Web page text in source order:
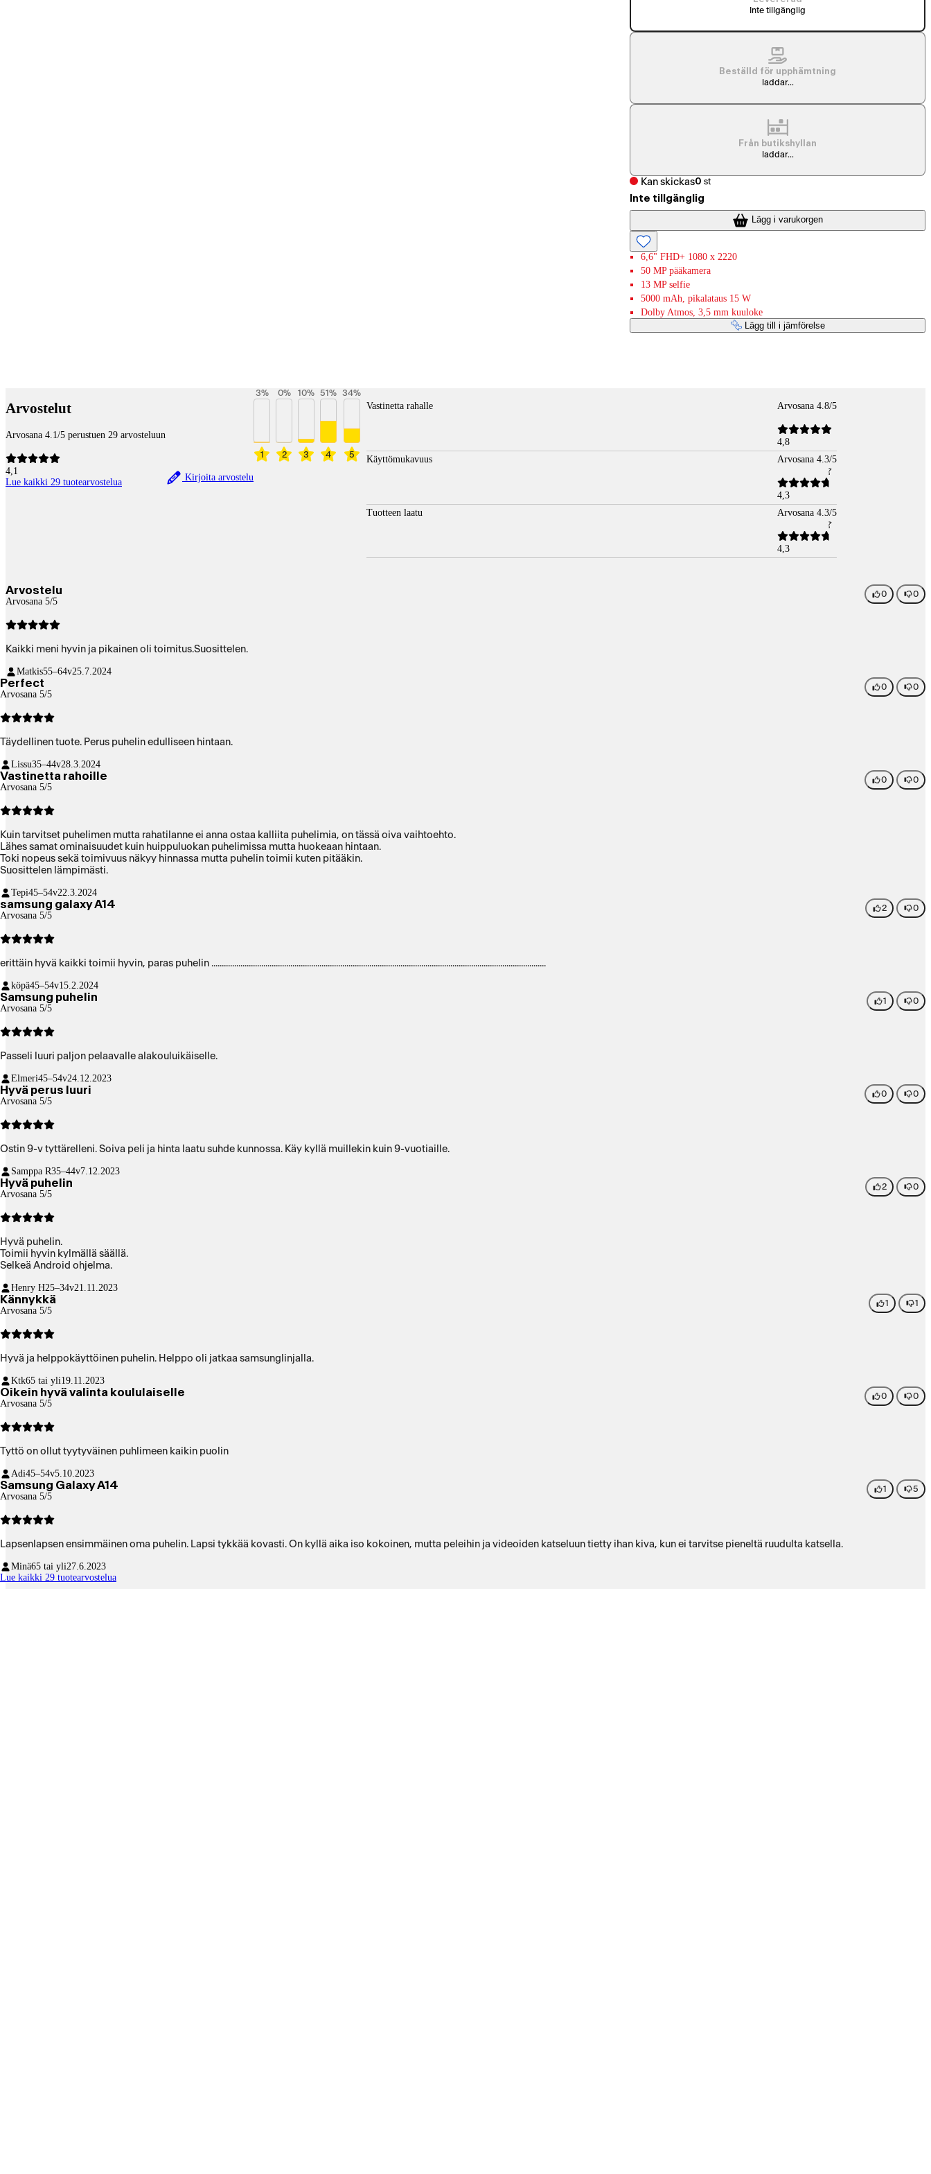
Inte tillgänglig
Beställd för upphämtning
laddar...
Från butikshyllan
laddar...
Kan skickas0 st
Inte tillgänglig
Lägg i varukorgen
6,6" FHD+ 1080 x 2220
50 MP pääkamera
13 MP selfie
5000 mAh, pikalataus 15 W
Dolby Atmos, 3,5 mm kuuloke
Lägg till i jämförelse
Arvostelut
Arvosana 4.1/5 perustuen 29 arvosteluun
4,1
Lue kaikki 29 tuotearvostelua
Kirjoita arvostelu
1
3%
2
0%
3
10%
4
51%
5
34%
Vastinetta rahalle Arvosana 4.8/5
4,8
Käyttömukavuus
Arvosana 4.3/5
4,3
Tuotteen laatu
Arvosana 4.3/5
4,3
Arvostelu
Arvosana 5/5
0 0
Kaikki meni hyvin ja pikainen oli toimitus.Suosittelen.
Matkis55–64v25.7.2024
Perfect
Arvosana 5/5
0 0
Täydellinen tuote. Perus puhelin edulliseen hintaan.
Lissu35–44v28.3.2024
Vastinetta rahoille
Arvosana 5/5
0 0
Kuin tarvitset puhelimen mutta rahatilanne ei anna ostaa kalliita puhelimia, on tässä oiva vaihtoehto.
Lähes samat ominaisuudet kuin huippuluokan puhelimissa mutta huokeaan hintaan.
Toki nopeus sekä toimivuus näkyy hinnassa mutta puhelin toimii kuten pitääkin.
Suosittelen lämpimästi.
Tepi45–54v22.3.2024
samsung galaxy A14
Arvosana 5/5
2 0
erittäin hyvä kaikki toimii hyvin, paras puhelin .................................................................................................................................................................
köpä45–54v15.2.2024
Samsung puhelin
Arvosana 5/5
1 0
Passeli luuri paljon pelaavalle alakouluikäiselle.
Elmeri45–54v24.12.2023
Hyvä perus luuri
Arvosana 5/5
0 0
Ostin 9-v tyttärelleni. Soiva peli ja hinta laatu suhde kunnossa. Käy kyllä muillekin kuin 9-vuotiaille.
Samppa R35–44v7.12.2023
Hyvä puhelin
Arvosana 5/5
2 0
Hyvä puhelin.
Toimii hyvin kylmällä säällä.
Selkeä Android ohjelma.
Henry H25–34v21.11.2023
Kännykkä
Arvosana 5/5
1 1
Hyvä ja helppokäyttöinen puhelin. Helppo oli jatkaa samsunglinjalla.
Ktk65 tai yli19.11.2023
Oikein hyvä valinta koululaiselle
Arvosana 5/5
0 0
Tyttö on ollut tyytyväinen puhlimeen kaikin puolin
Adi45–54v5.10.2023
Samsung Galaxy A14
Arvosana 5/5
1 5
Lapsenlapsen ensimmäinen oma puhelin. Lapsi tykkää kovasti. On kyllä aika iso kokoinen, mutta peleihin ja videoiden katseluun tietty ihan kiva, kun ei tarvitse pieneltä ruudulta katsella.
Minä65 tai yli27.6.2023
Lue kaikki 29 tuotearvostelua